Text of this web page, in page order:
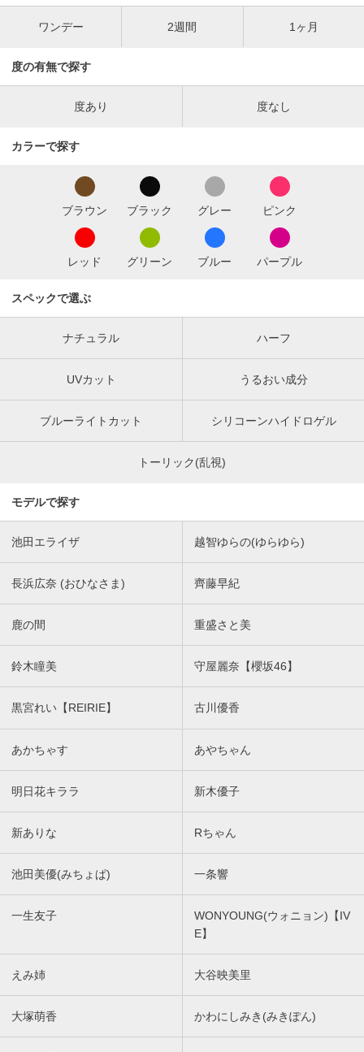
ワンデー 2週間 1ヶ月
度の有無で探す
度あり 度なし
カラーで探す
ブラウン ブラック グレー ピンク
レッド グリーン ブルー パープル
スペックで選ぶ
ナチュラル ハーフ
UVカット うるおい成分
ブルーライトカット シリコーンハイドロゲル
トーリック(乱視)
モデルで探す
池田エライザ 越智ゆらの(ゆらゆら)
長浜広奈 (おひなさま) 齊藤早紀
鹿の間 重盛さと美
鈴木瞳美 守屋麗奈【櫻坂46】
黒宮れい【REIRIE】 古川優香
あかちゃす あやちゃん
明日花キララ 新木優子
新ありな Rちゃん
池田美優(みちょぱ) 一条響
一生友子
WONYOUNG(ウォニョン)【IV
E】
えみ姉 大谷映美里
大塚萌香 かわにしみき(みきぽん)